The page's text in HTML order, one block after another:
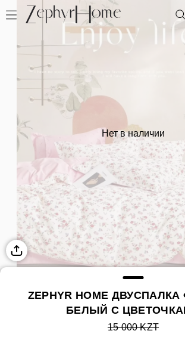
Нет в наличии
ZEPHYR HOME
БЕЛЫЙ С
15 000 KZT